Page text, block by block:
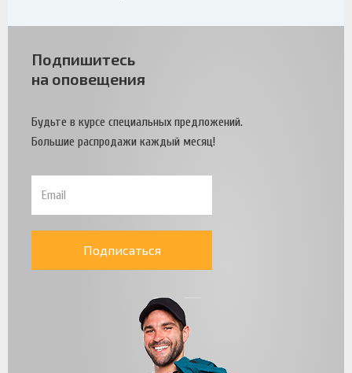
Подпишитесь
на оповещения
Будьте в курсе специальных предложений.
Большие распродажи каждый месяц!
Подписаться